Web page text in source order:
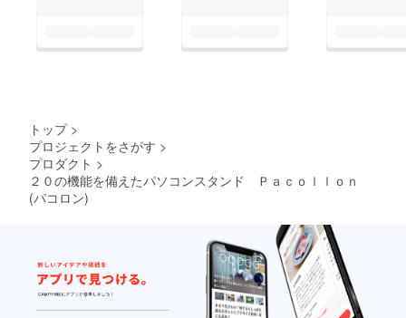
トップ >
プロジェクトをさがす >
プロダクト >
２０の機能を備えたパソコンスタンド Ｐａｃｏｌｌｏｎ
(パコロン)